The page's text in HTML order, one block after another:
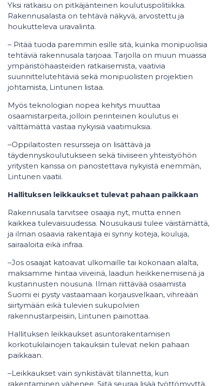
Yksi ratkaisu on pitkäjänteinen koulutuspolitiikka.
Rakennusalasta on tehtävä näkyvä, arvostettu ja
houkutteleva uravalinta.
– Pitää tuoda paremmin esille sitä, kuinka monipuolisia
tehtäviä rakennusala tarjoaa. Tarjolla on muun muassa
ympäristöhaasteiden ratkaisemista, vaativia
suunnittelutehtäviä sekä monipuolisten projektien
johtamista, Lintunen listaa.
Myös teknologian nopea kehitys muuttaa
osaamistarpeita, jolloin perinteinen koulutus ei
välttämättä vastaa nykyisiä vaatimuksia.
–Oppilaitosten resursseja on lisättävä ja
täydennyskoulutukseen sekä tiiviiseen yhteistyöhön
yritysten kanssa on panostettava nykyistä enemmän,
Lintunen vaatii.
Hallituksen leikkaukset tulevat pahaan paikkaan
Rakennusala tarvitsee osaajia nyt, mutta ennen
kaikkea tulevaisuudessa. Nousukausi tulee väistämättä,
ja ilman osaavia rakentajia ei synny koteja, kouluja,
sairaaloita eikä infraa.
–Jos osaajat katoavat ulkomaille tai kokonaan alalta,
maksamme hintaa viiveinä, laadun heikkenemisenä ja
kustannusten nousuna. Ilman riittävää osaamista
Suomi ei pysty vastaamaan korjausvelkaan, vihreään
siirtymään eikä tulevien sukupolvien
rakennustarpeisiin, Lintunen painottaa.
Hallituksen leikkaukset asuntorakentamisen
korkotukilainojen takauksiin tulevat nekin pahaan
paikkaan.
–Leikkaukset vain synkistävät tilannetta, kun
rakentaminen vähenee. Siitä seuraa lisää työttömyyttä,